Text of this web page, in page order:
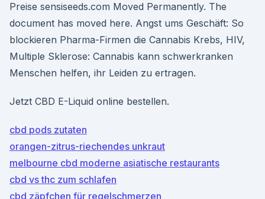
Preise sensiseeds.com Moved Permanently. The
document has moved here. Angst ums Geschäft: So
blockieren Pharma-Firmen die Cannabis Krebs, HIV,
Multiple Sklerose: Cannabis kann schwerkranken
Menschen helfen, ihr Leiden zu ertragen.
Jetzt CBD E-Liquid online bestellen.
cbd pods zutaten
orangen-zitrus-riechendes unkraut
melbourne cbd moderne asiatische restaurants
cbd vs thc zum schlafen
cbd zäpfchen für regelschmerzen